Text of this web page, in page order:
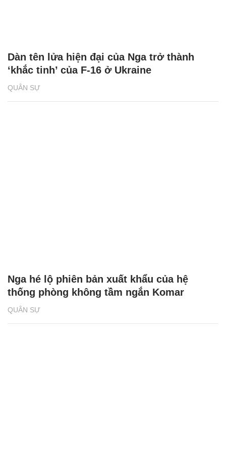
QUÂN SỰ
Dàn tên lửa hiện đại của Nga trở thành
‘khắc tinh’ của F-16 ở Ukraine
QUÂN SỰ
Nga hé lộ phiên bản xuất khẩu của hệ
thống phòng không tầm ngắn Komar